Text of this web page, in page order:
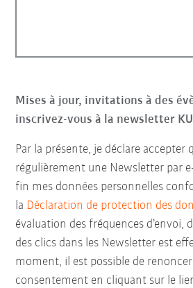
Mises à jour, invitations à des
inscrivez-vous à la newsletter
Par la présente, je déclare accepter
régulièrement une Newsletter par
fin mes données personnelles
la Déclaration de protection des
évaluation des fréquences d’envoi,
des clics dans les Newsletter est
moment, il est possible de
consentement en cliquant sur le